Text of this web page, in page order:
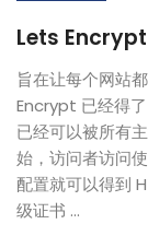
Lets Encrypt
旨在让每个网站
Encrypt 已经得
已经可以被所有
始，访问者访问
配置就可以得到
级证书 ...